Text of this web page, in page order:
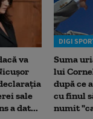
va
sale
a dat...
DIGI
Suma
lui
după ce
cu finul
numit